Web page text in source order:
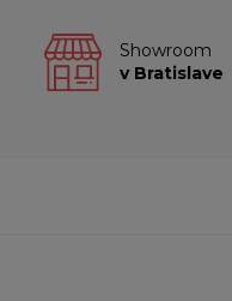
Showroom
v Bratislave